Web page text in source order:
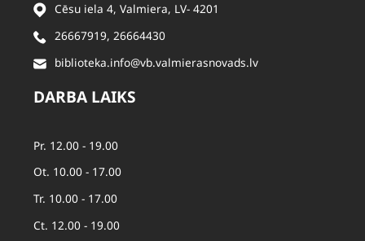
Cēsu iela 4, Valmiera, LV- 4201
26667919, 26664430
biblioteka.info@vb.valmierasnovads.lv
DARBA LAIKS
Pr. 12.00 - 19.00
Ot. 10.00 - 17.00
Tr. 10.00 - 17.00
Ct. 12.00 - 19.00